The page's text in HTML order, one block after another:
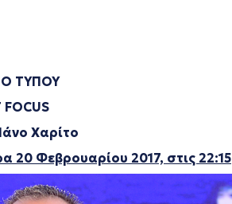
ΤΥΠΟΥ
FOCUS
Χαρίτο
20 Φεβρουαρίου 2017, στις 22:15